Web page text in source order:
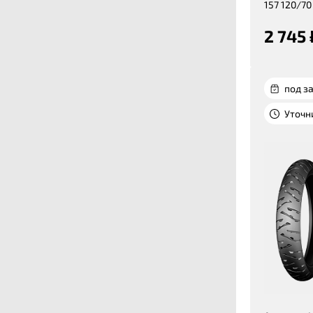
157 120/70
2 745
под